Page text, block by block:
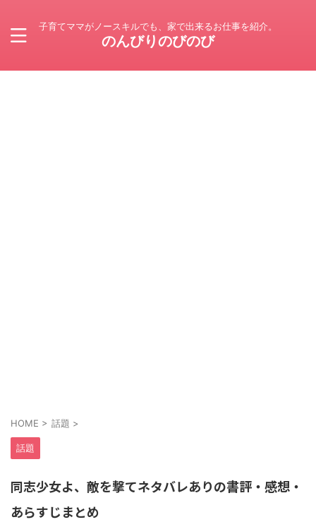
子育てママがノースキルでも、家で出来るお仕事を紹介。
のんびりのびのび
HOME > 話題 >
話題
同志少女よ、敵を撃てネタバレありの書評・感想・
あらすじまとめ